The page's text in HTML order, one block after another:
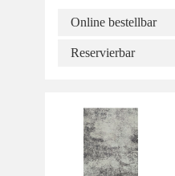
Online bestellbar
Reservierbar